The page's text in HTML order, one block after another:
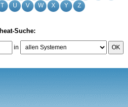
T U V W X Y Z
Suche:
in OK